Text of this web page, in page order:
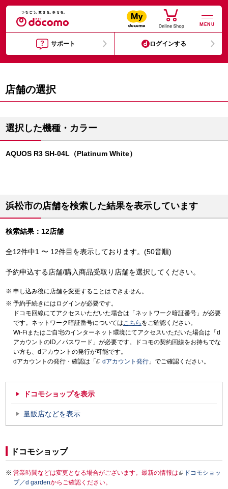
MENU
サポート ログインする
店舗の選択
選択した機種・カラー
AQUOS R3 SH-04L（Platinum White）
浜松市の店舗を検索した結果を表示しています
検索結果：12店舗
全12件中1 〜 12件目を表示しております。(50音順)
予約申込する店舗/購入商品受取り店舗を選択してください。
申し込み後に店舗を変更することはできません。
予約手続きにはログインが必要です。
ドコモ回線にてアクセスいただいた場合は「ネットワーク暗証番号」が必要
です。ネットワーク暗証番号についてはこちら をご確認ください。
Wi-Fiまたはご自宅のインターネット環境にてアクセスいただいた場合は「d
アカウントのID／パスワード」が必要です。ドコモの契約回線をお持ちでな
い方も、dアカウントの発行が可能です。
dアカウントの発行・確認は「
dアカウント発行 」でご確認ください。
ドコモショップを表示
量販店などを表示
ドコモショップ
営業時間などは変更となる場合がございます。最新の情報は
ドコモショッ
プ／d gardenからご確認ください。